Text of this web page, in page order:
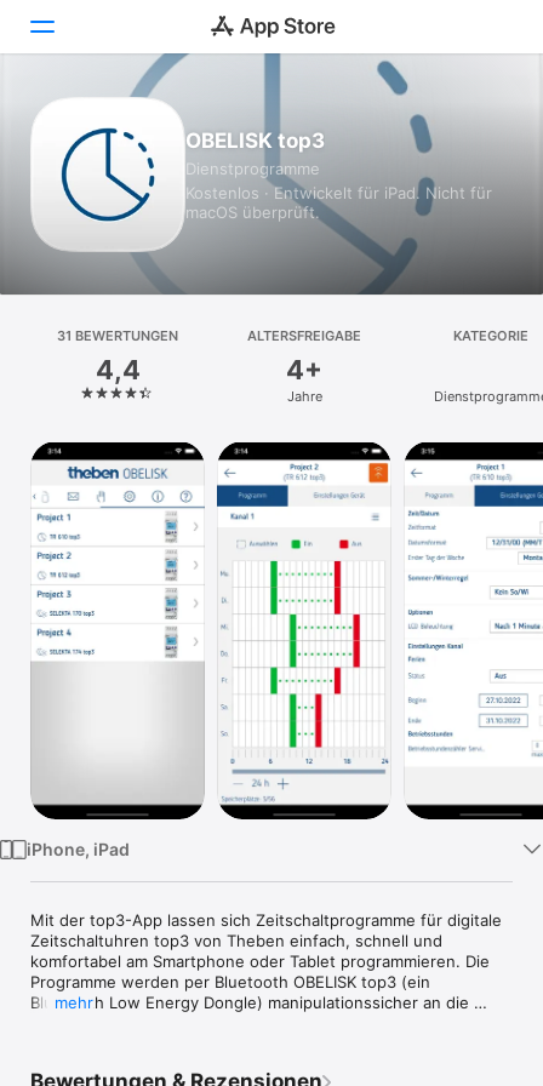
Spiele
Apps
Plattform
iPhone
iPad
Mac
Vision
Watch
TV
OBELISK top3
Dienst­programme
Kostenlos · Entwickelt für iPad. Nicht für
macOS überprüft.
31 BEWERTUNGEN
4,4
ALTERSFREIGABE
4+
Jahre
KATEGORIE
iPhone, iPad
Mit der top3-App lassen sich Zeitschaltprogramme für digitale
Zeitschaltuhren top3 von Theben einfach, schnell und
komfortabel am Smartphone oder Tablet programmieren. Die
Programme werden per Bluetooth OBELISK top3 (ein
Bluetooth Low Energy Dongle) manipulationssicher an die
mehr
Bewertungen & Rezensionen